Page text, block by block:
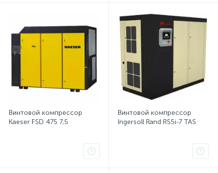
Винтовой компрессор
Kaeser FSD 475 7,5
Винтовой компрессор
Ingersoll Rand R55i-7 TAS